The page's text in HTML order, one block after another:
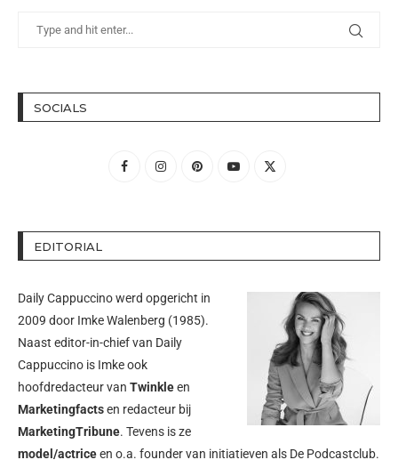
SOCIALS
EDITORIAL
Daily Cappuccino werd opgericht in
2009 door Imke Walenberg (1985).
Naast editor-in-chief van Daily
Cappuccino is Imke ook
hoofdredacteur van Twinkleen
Marketingfactsen redacteur bij
MarketingTribune. Tevens is ze
model/actriceen o.a. founder van initiatieven als De Podcastclub.